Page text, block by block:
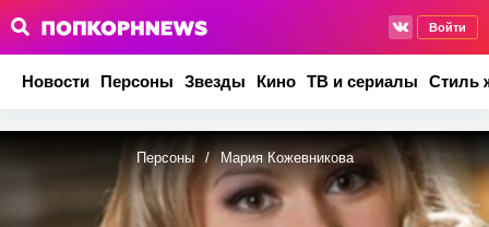
Войти
Новости Персоны Звезды Кино ТВ и сериалы Стиль
Персоны / Мария Кожевникова